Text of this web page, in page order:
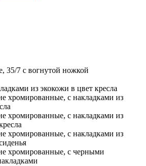
35/7 с вогнутой ножкой
из экокожи в цвет кресла
хромированные, с накладками из
хромированные, с накладками из
хромированные, с накладками из
хромированные, с черными